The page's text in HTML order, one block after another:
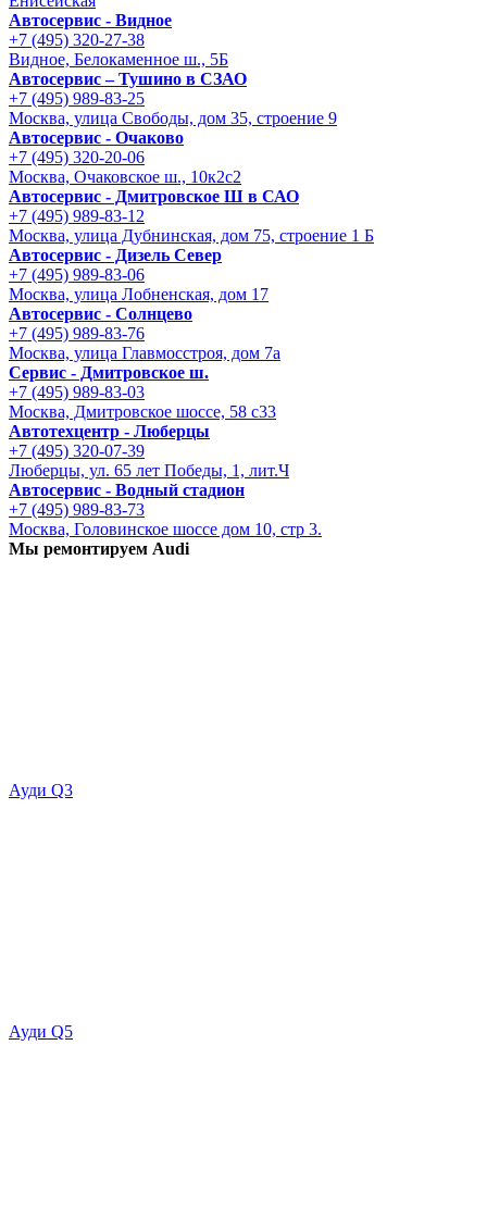
Автосервис - Видное
+7 (495) 320-27-38
Видное, Белокаменное ш., 5Б
Автосервис – Тушино в СЗАО
+7 (495) 989-83-25
Москва, улица Свободы, дом 35, строение 9
Автосервис - Очаково
+7 (495) 320-20-06
Москва, Очаковское ш., 10к2с2
Автосервис - Дмитровское Ш в САО
+7 (495) 989-83-12
Москва, улица Дубнинская, дом 75, строение 1 Б
Автосервис - Дизель Север
+7 (495) 989-83-06
Москва, улица Лобненская, дом 17
Автосервис - Солнцево
+7 (495) 989-83-76
Москва, улица Главмосстроя, дом 7а
Сервис - Дмитровское ш.
+7 (495) 989-83-03
Москва, Дмитровское шоссе, 58 с33
Автотехцентр - Люберцы
+7 (495) 320-07-39
Люберцы, ул. 65 лет Победы, 1, лит.Ч
Автосервис - Водный стадион
+7 (495) 989-83-73
Москва, Головинское шоссе дом 10, стр 3.
Мы ремонтируем Audi
Ауди Q3
Ауди Q5